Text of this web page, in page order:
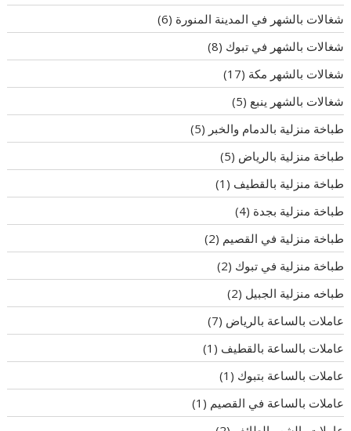
شغالات بالشهر في المدينة المنورة (6)
شغالات بالشهر في تبوك (8)
شغالات بالشهر مكة (17)
شغالات بالشهر ينبع (5)
طباخة منزلية بالدمام والخبر (5)
طباخة منزلية بالرياض (5)
طباخة منزلية بالقطيف (1)
طباخة منزلية بجدة (4)
طباخة منزلية في القصيم (2)
طباخة منزلية في تبوك (2)
طباخه منزلية الجبيل (2)
عاملات بالساعة بالرياض (7)
عاملات بالساعة بالقطيف (1)
عاملات بالساعة بتبوك (1)
عاملات بالساعة في القصيم (1)